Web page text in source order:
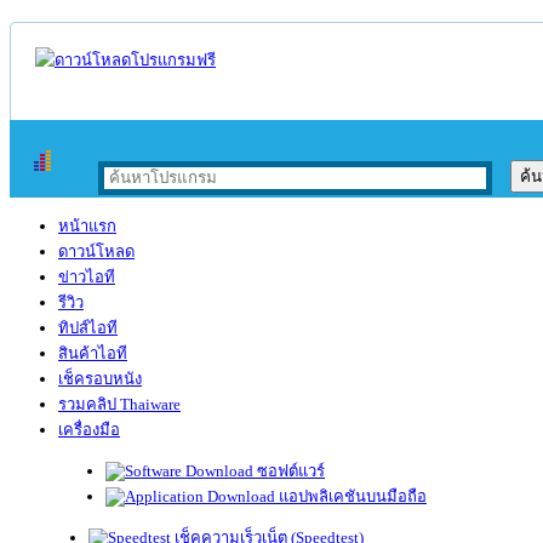
หน้าแรก
ดาวน์โหลด
ข่าวไอที
รีวิว
ทิปส์ไอที
สินค้าไอที
เช็ครอบหนัง
รวมคลิป Thaiware
เครื่องมือ
ซอฟต์แวร์
แอปพลิเคชันบนมือถือ
เช็คความเร็วเน็ต (Speedtest)